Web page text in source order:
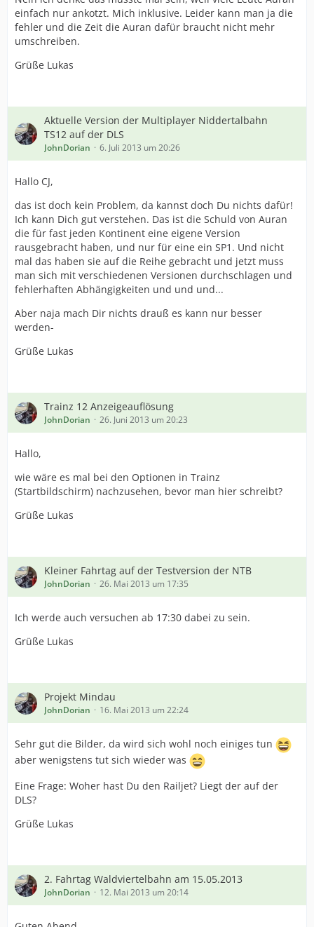
einfach nur ankotzt. Mich inklusive. Leider kann man ja die
fehler und die Zeit die Auran dafür braucht nicht mehr
umschreiben.
Grüße Lukas
Aktuelle Version der Multiplayer Niddertalbahn
TS12 auf der DLS
JohnDorian 6. Juli 2013 um 20:26
Hallo CJ,
das ist doch kein Problem, da kannst doch Du nichts dafür!
Ich kann Dich gut verstehen. Das ist die Schuld von Auran
die für fast jeden Kontinent eine eigene Version
rausgebracht haben, und nur für eine ein SP1. Und nicht
mal das haben sie auf die Reihe gebracht und jetzt muss
man sich mit verschiedenen Versionen durchschlagen und
fehlerhaften Abhängigkeiten und und und...
Aber naja mach Dir nichts drauß es kann nur besser
werden-
Grüße Lukas
Trainz 12 Anzeigeauflösung
JohnDorian 26. Juni 2013 um 20:23
Hallo,
wie wäre es mal bei den Optionen in Trainz
(Startbildschirm) nachzusehen, bevor man hier schreibt?
Grüße Lukas
Kleiner Fahrtag auf der Testversion der NTB
JohnDorian 26. Mai 2013 um 17:35
Ich werde auch versuchen ab 17:30 dabei zu sein.
Grüße Lukas
Projekt Mindau
JohnDorian 16. Mai 2013 um 22:24
Sehr gut die Bilder, da wird sich wohl noch einiges tun
aber wenigstens tut sich wieder was
Eine Frage: Woher hast Du den Railjet? Liegt der auf der
DLS?
Grüße Lukas
2. Fahrtag Waldviertelbahn am 15.05.2013
JohnDorian 12. Mai 2013 um 20:14